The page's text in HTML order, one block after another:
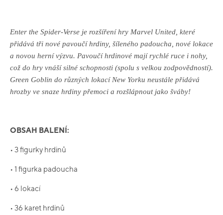
Enter the Spider-Verse je rozšíření hry Marvel United, které
přidává tři nové pavoučí hrdiny, šíleného padoucha, nové lokace
a novou herní výzvu. Pavoučí hrdinové mají rychlé ruce i nohy,
což do hry vnáší silné schopnosti (spolu s velkou zodpovědností).
Green Goblin do různých lokací New Yorku neustále přidává
hrozby ve snaze hrdiny přemoci a rozšlápnout jako šváby!
OBSAH BALENÍ:
• 3 figurky hrdinů
• 1 figurka padoucha
• 6 lokací
• 36 karet hrdinů